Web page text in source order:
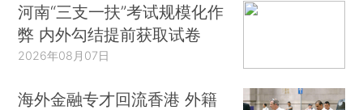
河南“三支一扶”考试规模化作
弊 内外勾结提前获取试卷
2026年08月07日
海外金融专才回流香港 外籍